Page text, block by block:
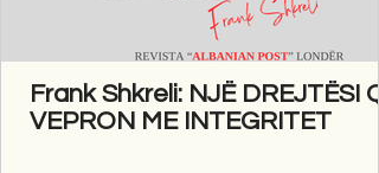
Frank Shkreli: NJË DREJTËSI
VEPRON ME INTEGRITET